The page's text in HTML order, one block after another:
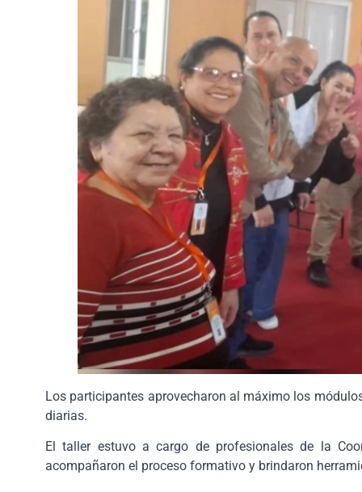
Los participantes aprovecharon al máximo los
diarias.
El taller estuvo a cargo de profesionales de la
acompañaron el proceso formativo y brindaron